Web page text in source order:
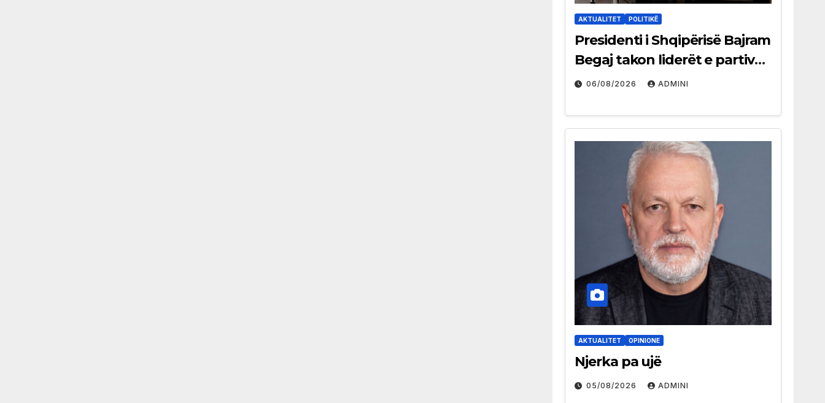
AKTUALITET POLITIKË
Presidenti i Shqipërisë Bajram
Begaj takon liderët e partive
shqiptare në Ulqin
06/08/2026 ADMINI
AKTUALITET OPINIONE
Njerka pa ujë
05/08/2026 ADMINI